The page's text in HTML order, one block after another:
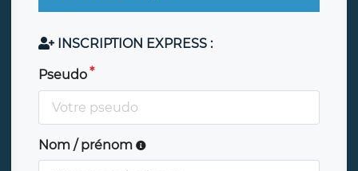
INSCRIPTION EXPRESS :
Pseudo
Nom / prénom